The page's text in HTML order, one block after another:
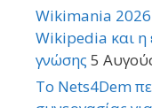
Wikimania 2026
Wikipedia και η
γνώσης 5
Το Nets4Dem